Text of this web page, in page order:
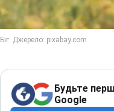
Будьте
Google